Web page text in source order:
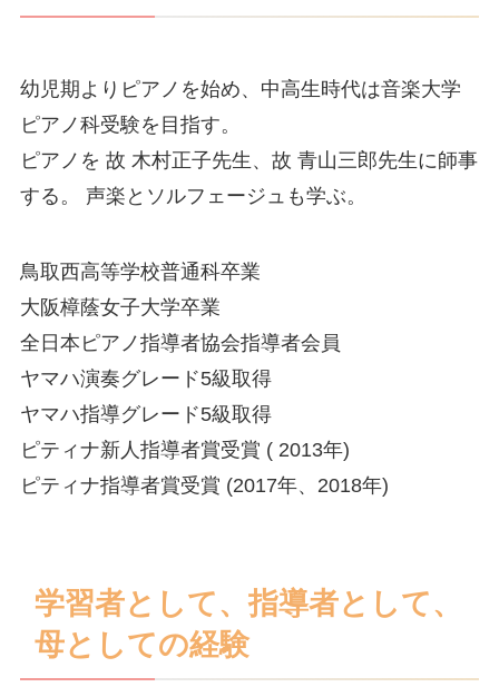
幼児期よりピアノを始め、中高生時代は音楽大学
ピアノ科受験を目指す。
ピアノを 故 木村正子先生、故 青山三郎先生に師事
する。 声楽とソルフェージュも学ぶ。
鳥取西高等学校普通科卒業
大阪樟蔭女子大学卒業
全日本ピアノ指導者協会指導者会員
ヤマハ演奏グレード5級取得
ヤマハ指導グレード5級取得
ピティナ新人指導者賞受賞 ( 2013年)
ピティナ指導者賞受賞 (2017年、2018年)
学習者として、指導者として、
母としての経験